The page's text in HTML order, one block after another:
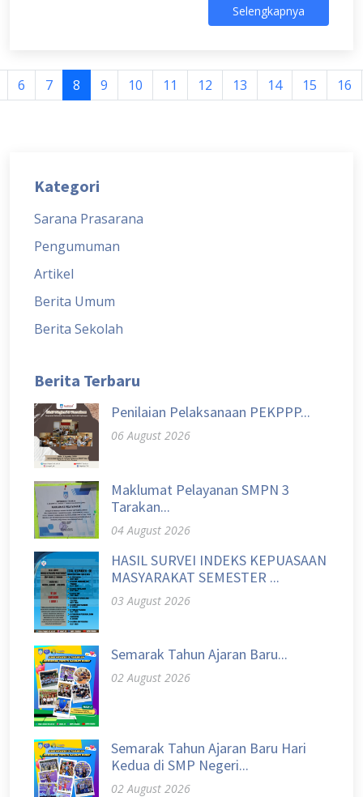
Selengkapnya
6 7 8 9 10 11 12 13 14 15 16
Kategori
Sarana Prasarana
Pengumuman
Artikel
Berita Umum
Berita Sekolah
Berita Terbaru
Penilaian Pelaksanaan PEKPPP...
06 August 2026
Maklumat Pelayanan SMPN 3
Tarakan...
04 August 2026
HASIL SURVEI INDEKS KEPUASAAN
MASYARAKAT SEMESTER ...
03 August 2026
Semarak Tahun Ajaran Baru...
02 August 2026
Semarak Tahun Ajaran Baru Hari
Kedua di SMP Negeri...
02 August 2026